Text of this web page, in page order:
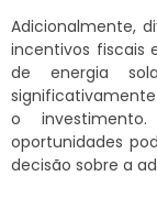
Adicionalmente,
incentivos fiscais
de energia
o
oportunidades
decisão sobre a